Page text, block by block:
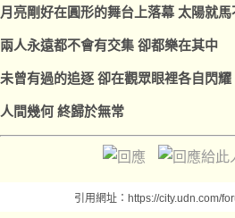
月亮剛好在圓形的舞台上落幕 太陽就
兩人永遠都不會有交集 卻都樂在其中
未曾有過的追逐 卻在觀眾眼裡各自閃
人間幾何 終歸於無常
引用網址：https://city.udn.com/